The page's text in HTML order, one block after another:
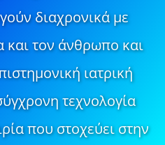
διαχρονικά με
και τον άνθρωπο και
ιατρική
τεχνολογία
που στοχεύει στην